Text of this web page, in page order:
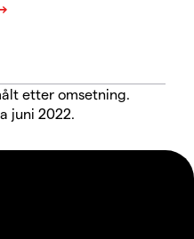
etter omsetning.
juni 2022.